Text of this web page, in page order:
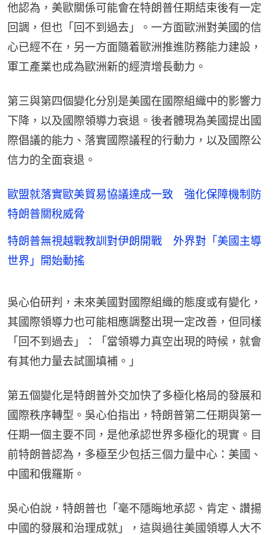
他認為，美歐關係可能會在特朗普任期結束後有一定
回調，但也「回不到過去」。一方面歐洲對美國的信
心已經不在，另一方面隨着歐洲推進防務能力建設，
軍工產業也成為歐洲新的經濟增長動力。
第三與第四個變化分別是美國在國際組織中的影響力
下降，以及國際領導力衰退。後者體現為美國提出國
際倡議的能力、落實國際議程的行動力，以及國際公
信力的全面衰退。
歐盟就落實歐美貿易協議達成一致 強化保障機制防
特朗普關稅威脅
特朗普無視越戰教訓對伊朗開戰 外界對「美國主導
世界」開始動搖
吳心伯研判，未來美國對國際組織的態度或有變化，
其國際領導力也可能相應調整出現一定改善，但同樣
「回不到過去」：「當領導力真空出現的時候，就會
有其他力量去試圖填補。」
第五個變化是特朗普外交加快了多極化格局的發展和
國際秩序轉型。吳心伯指出，特朗普第二任期與第一
任期一個主要不同，是他承認世界多極化的現實。目
前特朗普認為，多極至少包括三個力量中心：美國、
中國和俄羅斯。
吳心伯說，特朗普也「毫不隱晦地承認、肯定、讚揚
中國的發展和治理成就」，這與過往美國領導人大不